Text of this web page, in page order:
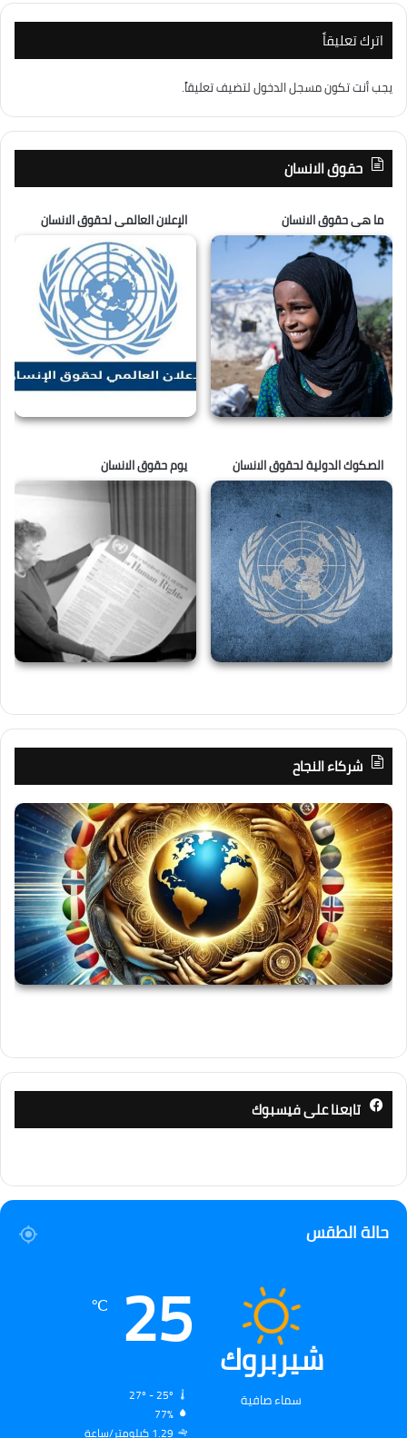
اترك تعليقاً
يجب أنت تكونمسجل الدخوللتضيف تعليقاً.
حقوق الانسان
ما هى حقوق الانسان الإعلان العالمى لحقوق الانسان
الصكوك الدولية لحقوق الانسان يوم حقوق الانسان
شركاء النجاح
تابعنا على فيسبوك
حالة الطقس
شيربروك
سماء صافية
25
℃
77%
1.29 كيلومتر/ساعة